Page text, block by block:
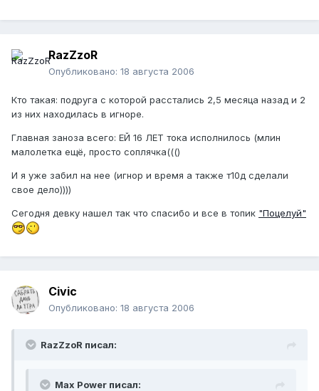
RazZzoR
Опубликовано: 18 августа 2006
Кто такая: подруга с которой расстались 2,5 месяца назад и 2
из них находилась в игноре.
Главная заноза всего: ЕЙ 16 ЛЕТ тока исполнилось (млин
малолетка ещё, просто соплячка((()
И я уже забил на нее (игнор и время а также т10д сделали
свое дело))))
Сегодня девку нашел так что спасибо и все в топик "Поцелуй"
Civic
Опубликовано: 18 августа 2006
RazZzoR писал:
Max Power писал: